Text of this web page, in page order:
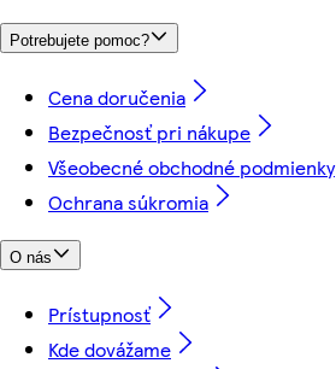
Potrebujete pomoc?
Cena doručenia
Bezpečnosť pri nákupe
Všeobecné obchodné podmienky
Ochrana súkromia
O nás
Prístupnosť
Kde dovážame